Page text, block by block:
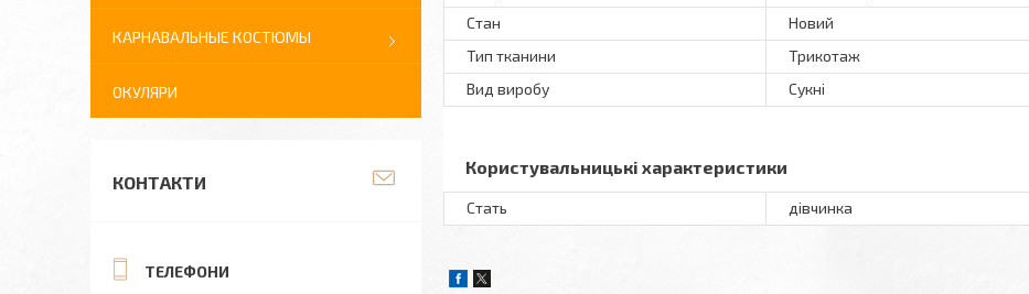
Стан
Новий
Тип тканини
Трикотаж
Вид виробу
Сукні
Користувальницькі характеристики
Стать дівчинка
КАРНАВАЛЬНЫЕ КОСТЮМЫ
ОКУЛЯРИ
КОНТАКТИ